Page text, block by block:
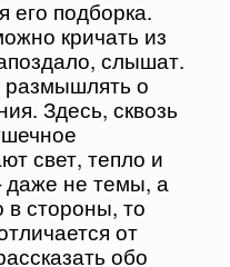
его подборка.
кричать из
слышат.
о
Здесь, сквозь
свет, тепло и
даже не темы, а
в стороны, то
от
обо